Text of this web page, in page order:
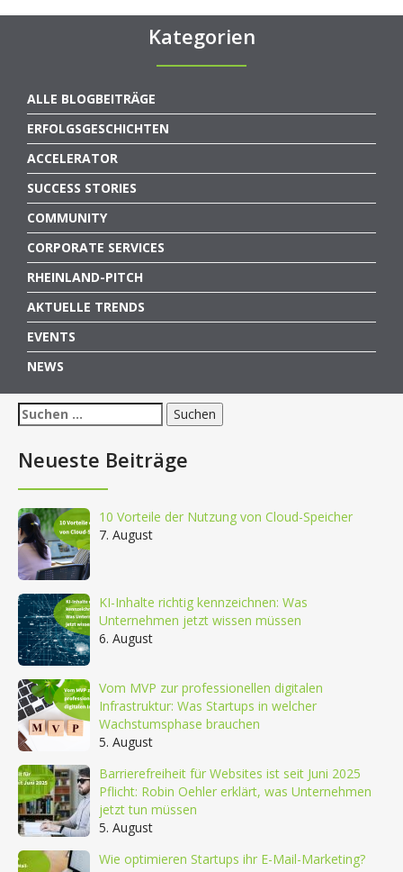
Kategorien
ALLE BLOGBEITRÄGE
ERFOLGSGESCHICHTEN
ACCELERATOR
SUCCESS STORIES
COMMUNITY
CORPORATE SERVICES
RHEINLAND-PITCH
AKTUELLE TRENDS
EVENTS
NEWS
Suchen
nach:
Neueste Beiträge
10 Vorteile der Nutzung von Cloud-Speicher
7. August
KI-Inhalte richtig kennzeichnen: Was
Unternehmen jetzt wissen müssen
6. August
Vom MVP zur professionellen digitalen
Infrastruktur: Was Startups in welcher
Wachstumsphase brauchen
5. August
Barrierefreiheit für Websites ist seit Juni 2025
Pflicht: Robin Oehler erklärt, was Unternehmen
jetzt tun müssen
5. August
Wie optimieren Startups ihr E-Mail-Marketing?